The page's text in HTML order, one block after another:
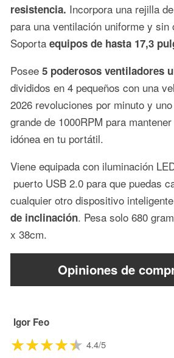
resistencia. Incorpora una rejilla
para una ventilación uniforme y sin
Soporta equipos de hasta 17,3
Posee 5 poderosos ventiladores
divididos en 4 pequeños con una
2026 revoluciones por minuto y
grande de 1000RPM para
idónea en tu portátil.
Viene equipada con iluminación
puerto USB 2.0 para que puedas
cualquier otro dispositivo
de inclinación. Pesa solo 680
x 38cm.
Opiniones de
Igor Feo
4.4/5